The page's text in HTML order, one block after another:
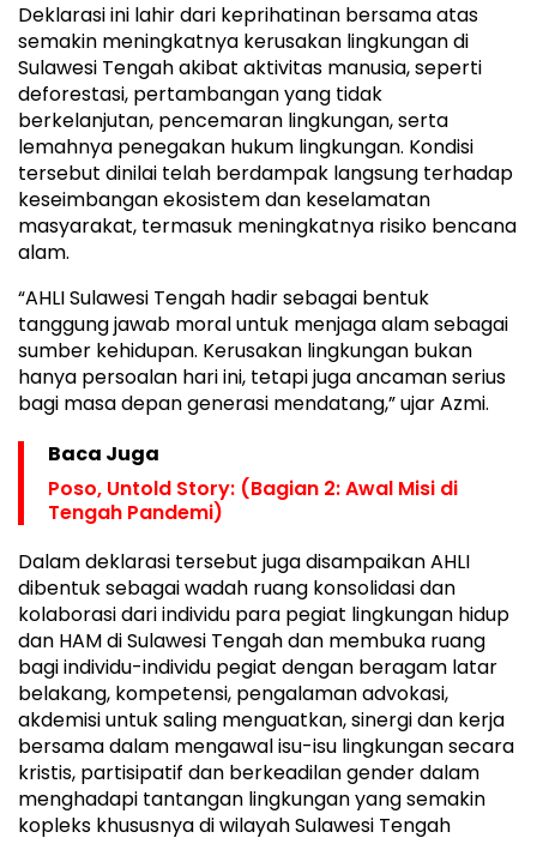
Deklarasi ini lahir dari keprihatinan bersama atas
semakin meningkatnya kerusakan lingkungan di
Sulawesi Tengah akibat aktivitas manusia, seperti
deforestasi, pertambangan yang tidak
berkelanjutan, pencemaran lingkungan, serta
lemahnya penegakan hukum lingkungan. Kondisi
tersebut dinilai telah berdampak langsung terhadap
keseimbangan ekosistem dan keselamatan
masyarakat, termasuk meningkatnya risiko bencana
alam.
“AHLI Sulawesi Tengah hadir sebagai bentuk
tanggung jawab moral untuk menjaga alam sebagai
sumber kehidupan. Kerusakan lingkungan bukan
hanya persoalan hari ini, tetapi juga ancaman serius
bagi masa depan generasi mendatang,” ujar Azmi.
Baca Juga
Poso, Untold Story: (Bagian 2: Awal Misi di
Tengah Pandemi)
Dalam deklarasi tersebut juga disampaikan AHLI
dibentuk sebagai wadah ruang konsolidasi dan
kolaborasi dari individu para pegiat lingkungan hidup
dan HAM di Sulawesi Tengah dan membuka ruang
bagi individu-individu pegiat dengan beragam latar
belakang, kompetensi, pengalaman advokasi,
akdemisi untuk saling menguatkan, sinergi dan kerja
bersama dalam mengawal isu-isu lingkungan secara
kristis, partisipatif dan berkeadilan gender dalam
menghadapi tantangan lingkungan yang semakin
kopleks khususnya di wilayah Sulawesi Tengah